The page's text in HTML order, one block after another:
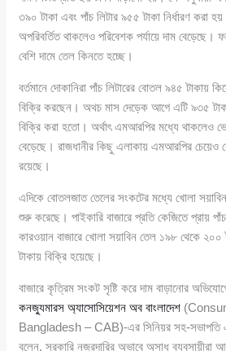
৩৯০ টাকা এবং পাঁচ লিটার ৯৫৫ টাকা নির্ধারণ করা
অপরিবর্তিত থাকলেও পরিবেশক পর্যায়ে দাম বেড়েছে।
বেশি দামে তেল কিনতে হচ্ছে।
বর্তমানে দোকানিরা পাঁচ লিটারের বোতল ৯৪৫ টাকায়
বিক্রি করছেন। অথচ মাস দেড়েক আগে এটি ৯৩৫
বিক্রি করা হতো। অর্থাৎ এমআরপির মধ্যে থাকলেও
বেড়েছে। রাজধানীর কিছু এলাকায় এমআরপির চেয়েও
রয়েছে।
এদিকে বোতলজাত তেলের সংকটের মধ্যে খোলা
শুরু করেছে। পাইকারি বাজারে প্রতি কেজিতে প্রায়
কারওয়ান বাজারে খোলা সয়াবিন তেল ১৯৮ থেকে
টাকায় বিক্রি হয়েছে।
বাজারে কৃত্রিম সংকট সৃষ্টি করে দাম বাড়ানোর
কনজ্যুমারস অ্যাসোসিয়েশন অব বাংলাদেশ
Bangladesh – CAB)-এর সিনিয়র সহ-সভাপতি
বলেন, সরকারি নজরদারির অভাবে অসাধু ব্যবসায়ীরা